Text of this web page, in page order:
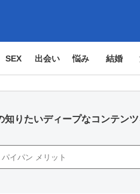
SEX 出会い 悩み 結婚
知りたいディープなコンテンツ